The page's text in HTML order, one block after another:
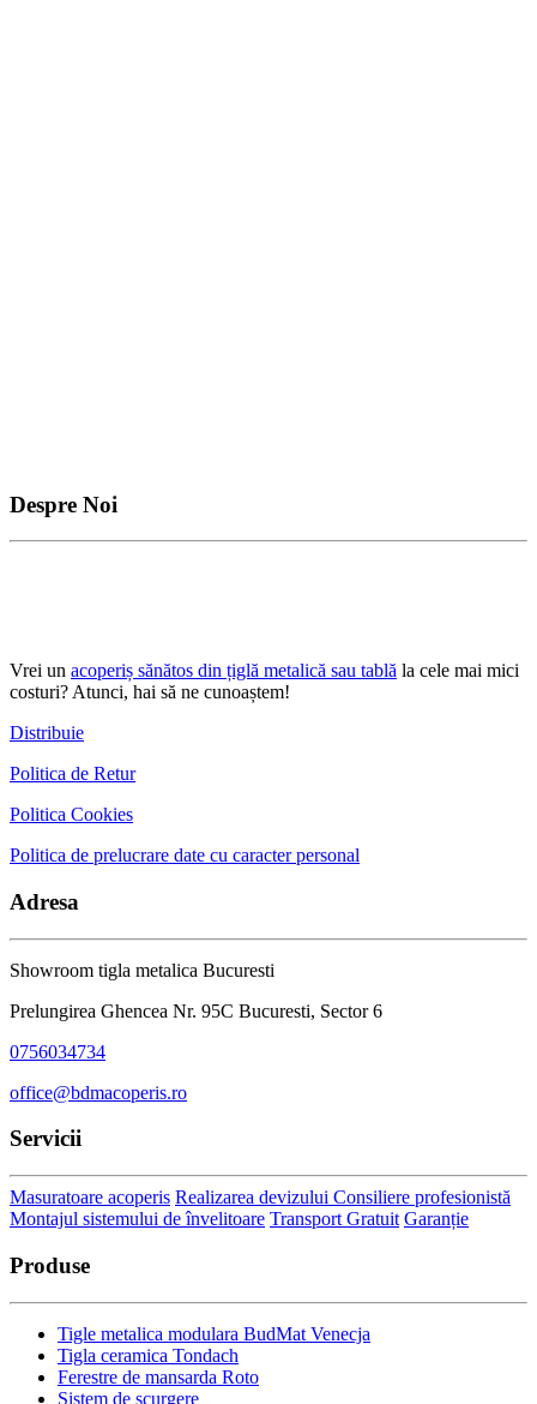
Despre Noi
Vrei un acoperiș sănătos din țiglă metalică sau tablă la cele mai mici
costuri? Atunci, hai să ne cunoaștem!
Distribuie
Politica de Retur
Politica Cookies
Politica de prelucrare date cu caracter personal
Adresa
Showroom tigla metalica Bucuresti
Prelungirea Ghencea Nr. 95C Bucuresti, Sector 6
0756034734
office@bdmacoperis.ro
Servicii
Masuratoare acoperis Realizarea devizului Consiliere profesionistă
Montajul sistemului de învelitoare Transport Gratuit Garanție
Produse
Tigle metalica modulara BudMat Venecja
Tigla ceramica Tondach
Ferestre de mansarda Roto
Sistem de scurgere